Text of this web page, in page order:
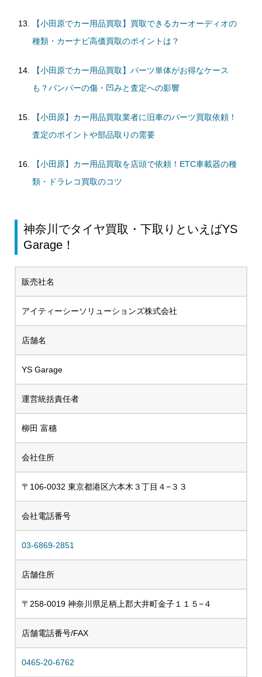
【小田原でカー用品買取】買取できるカーオーディオの
種類・カーナビ高価買取のポイントは？
【小田原でカー用品買取】パーツ単体がお得なケース
も？バンパーの傷・凹みと査定への影響
【小田原】カー用品買取業者に旧車のパーツ買取依頼！
査定のポイントや部品取りの需要
【小田原】カー用品買取を店頭で依頼！ETC車載器の種
類・ドラレコ買取のコツ
神奈川でタイヤ買取・下取りといえばYS
Garage！
販売社名
アイティーシーソリューションズ株式会社
店舗名
YS Garage
運営統括責任者
柳田 富穗
会社住所
〒106-0032 東京都港区六本木３丁目４−３３
会社電話番号
03-6869-2851
店舗住所
〒258-0019 神奈川県足柄上郡大井町金子１１５−４
店舗電話番号/FAX
0465-20-6762